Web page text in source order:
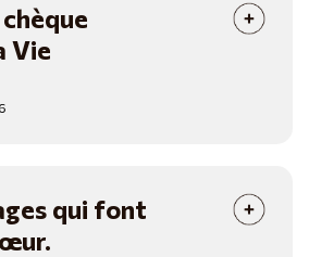
Vie
qui font